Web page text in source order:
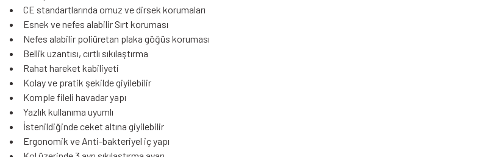
CE standartlarında omuz ve dirsek korumaları
Esnek ve nefes alabilir Sırt koruması
Nefes alabilir poliüretan plaka göğüs koruması
Bellik uzantısı, cırtlı sıkılaştırma
Rahat hareket kabiliyeti
Kolay ve pratik şekilde giyilebilir
Komple fileli havadar yapı
Yazlık kullanıma uyumlı
İstenildiğinde ceket altına giyilebilir
Ergonomik ve Anti-bakteriyel iç yapı